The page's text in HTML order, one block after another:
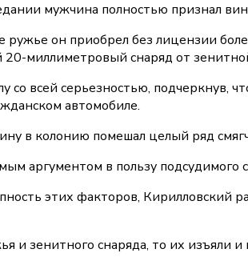
мужчина полностью признал
ружье он приобрел без лицензии
миллиметровый снаряд от
со всей серьезностью,
автомобиле.
в колонию помешал целый ряд
аргументом в пользу
этих факторов, Кирилловский
и зенитного снаряда, то их